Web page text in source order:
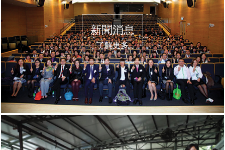
新聞消息
了解更多